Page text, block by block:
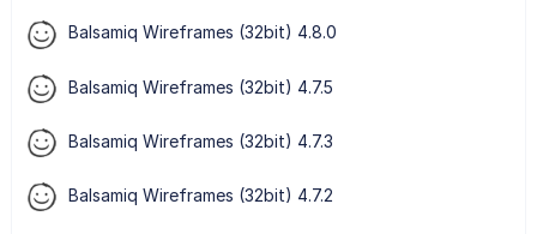
Balsamiq Wireframes (32bit) 4.8.0
Balsamiq Wireframes (32bit) 4.7.5
Balsamiq Wireframes (32bit) 4.7.3
Balsamiq Wireframes (32bit) 4.7.2